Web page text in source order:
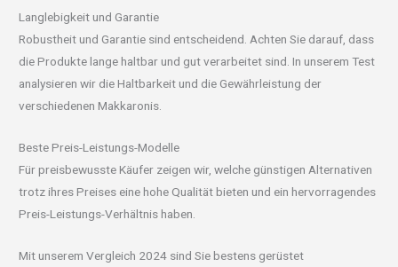
Langlebigkeit und Garantie
Robustheit und Garantie sind entscheidend. Achten Sie darauf, dass
die Produkte lange haltbar und gut verarbeitet sind. In unserem Test
analysieren wir die Haltbarkeit und die Gewährleistung der
verschiedenen Makkaronis.
Beste Preis-Leistungs-Modelle
Für preisbewusste Käufer zeigen wir, welche günstigen Alternativen
trotz ihres Preises eine hohe Qualität bieten und ein hervorragendes
Preis-Leistungs-Verhältnis haben.
Mit unserem Vergleich 2024 sind Sie bestens gerüstet